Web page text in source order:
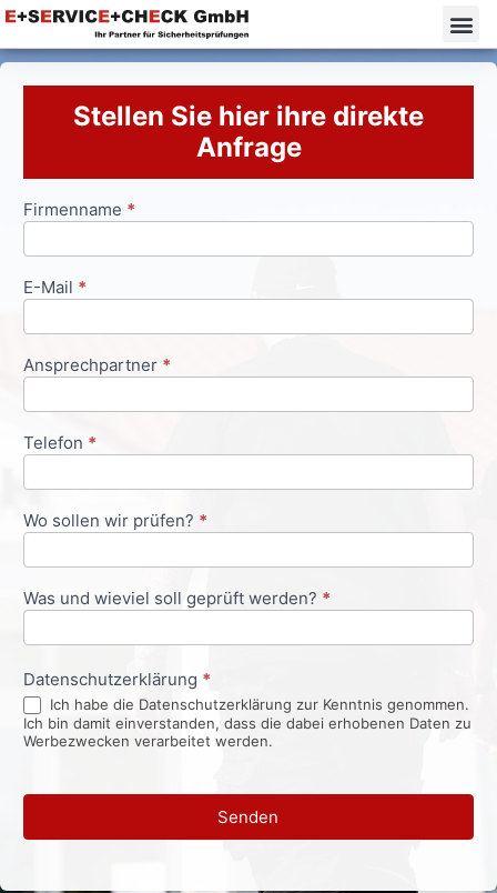
Stellen Sie hier ihre direkte
Anfrage
Anfrageformular
Firmenname *
E-Mail *
Ansprechpartner *
Telefon *
Wo sollen wir prüfen? *
Was und wieviel soll geprüft werden? *
Datenschutzerklärung *
Ich habe die Datenschutzerklärung zur Kenntnis genommen.
Ich bin damit einverstanden, dass die dabei erhobenen Daten zu
Werbezwecken verarbeitet werden.
Senden